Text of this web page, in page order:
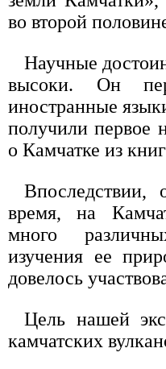
во второй
Научные
высоки. Он
иностранные
получили первое
о Камчатке из
Впоследствии,
время, на
много
изучения ее
довелось
Цель нашей
камчатских